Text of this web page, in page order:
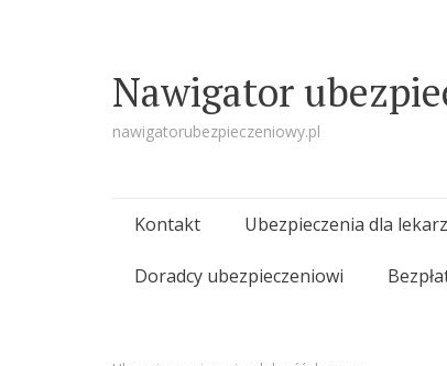
Nawigator
nawigatorubezpieczeniowy.pl
Skip
to
Kontakt Ubezpieczenia dla
Doradcy ubezpieczeniowi